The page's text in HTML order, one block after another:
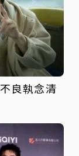
良執念清